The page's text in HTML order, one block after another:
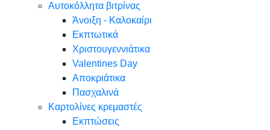
Αυτοκόλλητα βιτρίνας
Άνοιξη - Καλοκαίρι
Εκπτωτικά
Χριστουγεννιάτικα
Valentines Day
Αποκριάτικα
Πασχαλινά
Καρτολίνες κρεμαστές
Εκπτώσεις